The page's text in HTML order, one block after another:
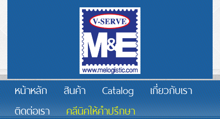
หน้าหลัก สินค้า Catalog
เกี่ยวกับเรา
ติดต่อเรา
คลีนิคให้คำปรึกษา